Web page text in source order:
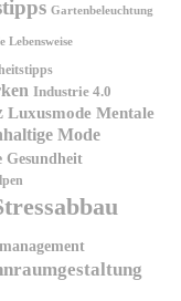
Gartenbeleuchtung
Lebensweise
Industrie 4.0
Luxusmode Mentale
Mode
Gesundheit